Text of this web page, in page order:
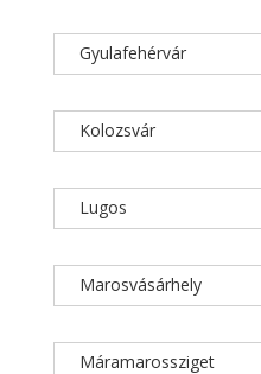
Gyulafehérvár
Kolozsvár
Lugos
Marosvásárhely
Máramarossziget